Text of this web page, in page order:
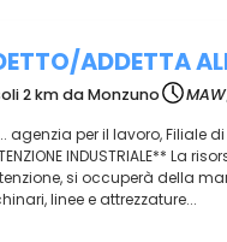
ADDETTA
2 km da Monzuno
MAW
agenzia per il lavoro, Filiale
INDUSTRIALE**
si occuperà della
linee e attrezzature...